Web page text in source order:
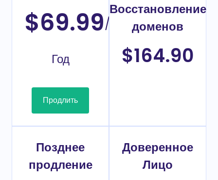
$69.99/
Год
Продлить
Восстановление
доменов
$164.90
Позднее
продление
Доверенное
Лицо